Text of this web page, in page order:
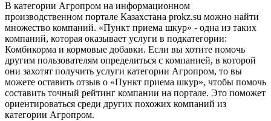
В категории Агропром на информационном
производственном портале Казахстана prokz.su можно найти
множество компаний. «Пункт приема шкур» - одна из таких
компаний, которая оказывает услуги в подкатегории:
Комбикорма и кормовые добавки. Если вы хотите помочь
другим пользователям определиться с компанией, в которой
они захотят получить услуги категории Агропром, то вы
можете оставить отзыв о «Пункт приема шкур», чтобы помочь
составить точный рейтинг компании на портале. Это поможет
ориентироваться среди других похожих компаний из
категории Агропром.